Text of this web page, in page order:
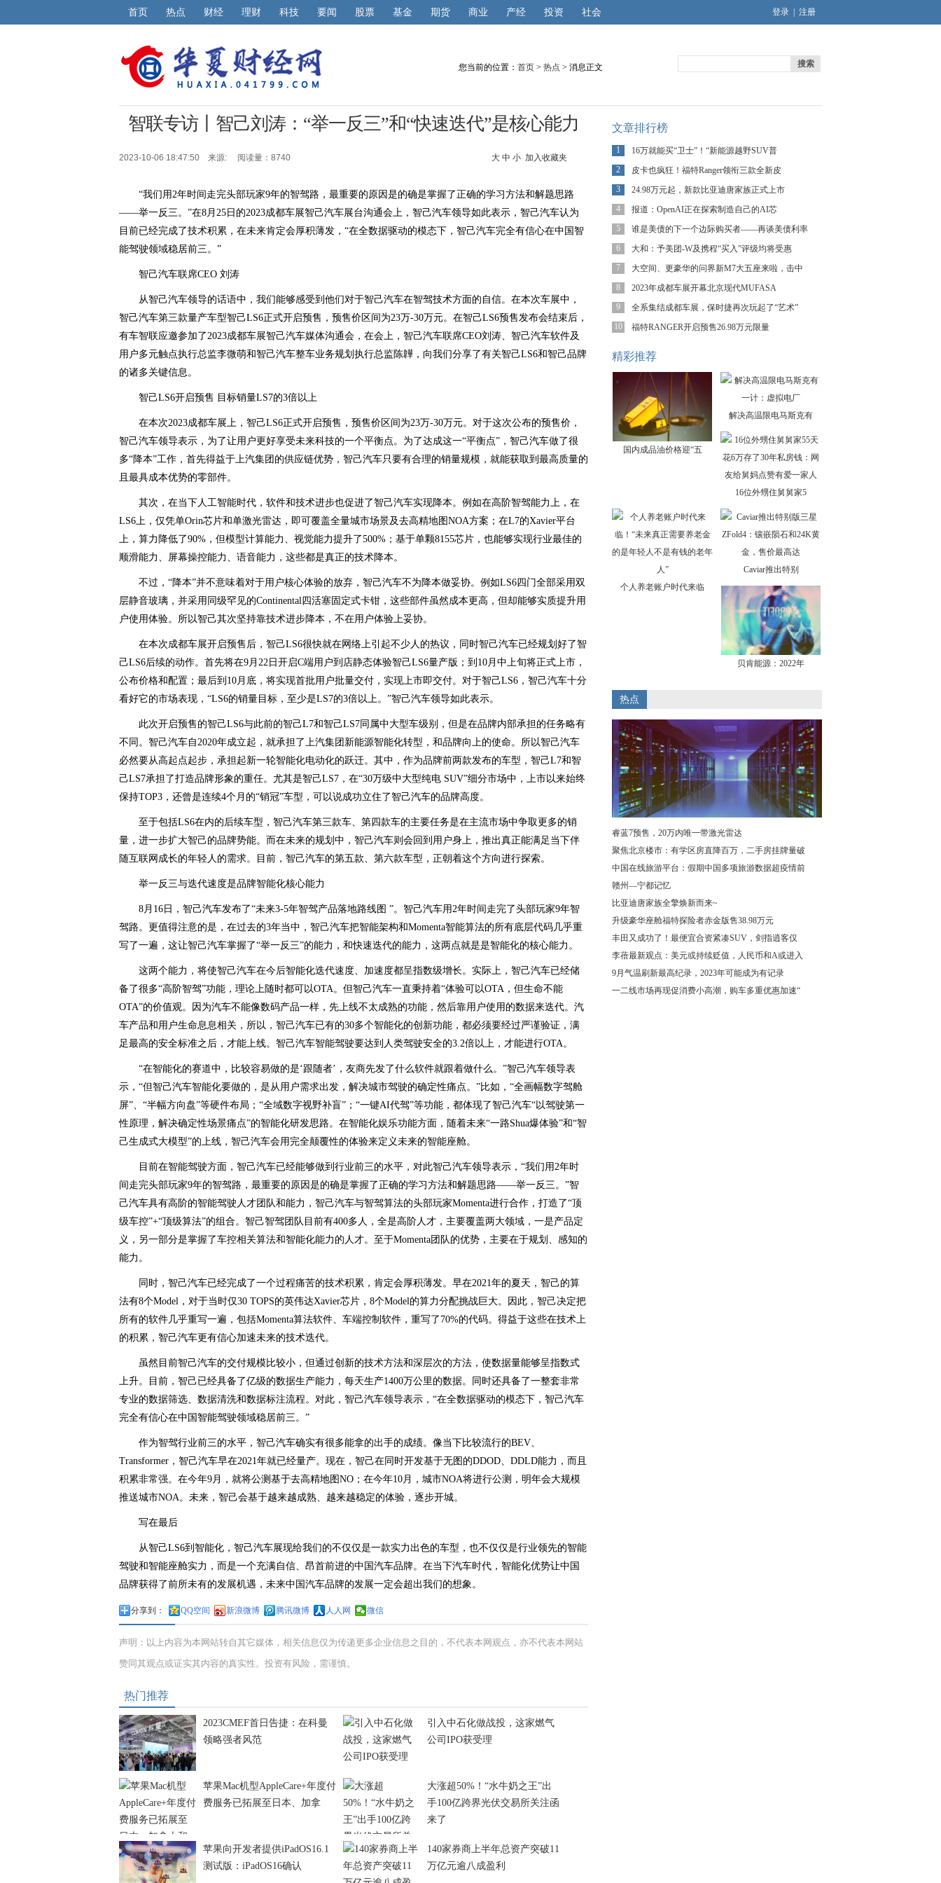
首页 热点 财经 理财 科技 要闻 股票 基金 期货 商业 产经 投资 社会 登录 注册
您当前的位置： 首页 > 热点 > 消息正文 搜索
智联专访丨智己刘涛：“举一反三”和“快速迭代”是核心能力
2023-10-06 18:47:50 来源:阅读量：8740 大 中 小 加入收藏夹
“我们用2年时间走完头部玩家9年的智驾路，最重要的原因是的确是掌握了正确的学习方法和解题思路
——举一反三。”在8月25日的2023成都车展智己汽车展台沟通会上，智己汽车领导如此表示，智己汽车认为
目前已经完成了技术积累，在未来肯定会厚积薄发，“在全数据驱动的模态下，智己汽车完全有信心在中国智
能驾驶领域稳居前三。”
智己汽车联席CEO 刘涛
从智己汽车领导的话语中，我们能够感受到他们对于智己汽车在智驾技术方面的自信。在本次车展中，
智己汽车第三款量产车型智己LS6正式开启预售，预售价区间为23万-30万元。在智己LS6预售发布会结束后，
有车智联应邀参加了2023成都车展智己汽车媒体沟通会，在会上，智己汽车联席CEO刘涛、智己汽车软件及
用户多元触点执行总监李微萌和智己汽车整车业务规划执行总监陈韡，向我们分享了有关智己LS6和智己品牌
的诸多关键信息。
智己LS6开启预售 目标销量LS7的3倍以上
在本次2023成都车展上，智己LS6正式开启预售，预售价区间为23万-30万元。对于这次公布的预售价，
智己汽车领导表示，为了让用户更好享受未来科技的一个平衡点。为了达成这一“平衡点”，智己汽车做了很
多“降本”工作，首先得益于上汽集团的供应链优势，智己汽车只要有合理的销量规模，就能获取到最高质量的
且最具成本优势的零部件。
其次，在当下人工智能时代，软件和技术进步也促进了智己汽车实现降本。例如在高阶智驾能力上，在
LS6上，仅凭单Orin芯片和单激光雷达，即可覆盖全量城市场景及去高精地图NOA方案；在L7的Xavier平台
上，算力降低了90%，但模型计算能力、视觉能力提升了500%；基于单颗8155芯片，也能够实现行业最佳的
顺滑能力、屏幕操控能力、语音能力，这些都是真正的技术降本。
不过，“降本”并不意味着对于用户核心体验的放弃，智己汽车不为降本做妥协。例如LS6四门全部采用双
层静音玻璃，并采用同级罕见的Continental四活塞固定式卡钳，这些部件虽然成本更高，但却能够实质提升用
户使用体验。所以智己其次坚持靠技术进步降本，不在用户体验上妥协。
在本次成都车展开启预售后，智己LS6很快就在网络上引起不少人的热议，同时智己汽车已经规划好了智
己LS6后续的动作。首先将在9月22日开启C端用户到店静态体验智己LS6量产版；到10月中上旬将正式上市，
公布价格和配置；最后到10月底，将实现首批用户批量交付，实现上市即交付。对于智己LS6，智己汽车十分
看好它的市场表现，“LS6的销量目标，至少是LS7的3倍以上。”智己汽车领导如此表示。
此次开启预售的智己LS6与此前的智己L7和智己LS7同属中大型车级别，但是在品牌内部承担的任务略有
不同。智己汽车自2020年成立起，就承担了上汽集团新能源智能化转型，和品牌向上的使命。所以智己汽车
必然要从高起点起步，承担起新一轮智能化电动化的跃迁。其中，作为品牌前两款发布的车型，智己L7和智
己LS7承担了打造品牌形象的重任。尤其是智己LS7，在“30万级中大型纯电 SUV”细分市场中，上市以来始终
保持TOP3，还曾是连续4个月的“销冠”车型，可以说成功立住了智己汽车的品牌高度。
至于包括LS6在内的后续车型，智己汽车第三款车、第四款车的主要任务是在主流市场中争取更多的销
量，进一步扩大智己的品牌势能。而在未来的规划中，智己汽车则会回到用户身上，推出真正能满足当下伴
随互联网成长的年轻人的需求。目前，智己汽车的第五款、第六款车型，正朝着这个方向进行探索。
举一反三与迭代速度是品牌智能化核心能力
8月16日，智己汽车发布了“未来3-5年智驾产品落地路线图 ”。智己汽车用2年时间走完了头部玩家9年智
驾路。更值得注意的是，在过去的3年当中，智己汽车把智能架构和Momenta智能算法的所有底层代码几乎重
写了一遍，这让智己汽车掌握了“举一反三”的能力，和快速迭代的能力，这两点就是是智能化的核心能力。
这两个能力，将使智己汽车在今后智能化迭代速度、加速度都呈指数级增长。实际上，智己汽车已经储
备了很多“高阶智驾”功能，理论上随时都可以OTA。但智己汽车一直秉持着“体验可以OTA，但生命不能
OTA”的价值观。因为汽车不能像数码产品一样，先上线不太成熟的功能，然后靠用户使用的数据来迭代。汽
车产品和用户生命息息相关，所以，智己汽车已有的30多个智能化的创新功能，都必须要经过严谨验证，满
足最高的安全标准之后，才能上线。智己汽车智能驾驶要达到人类驾驶安全的3.2倍以上，才能进行OTA。
“在智能化的赛道中，比较容易做的是‘跟随者’，友商先发了什么软件就跟着做什么。”智己汽车领导表
示，“但智己汽车智能化要做的，是从用户需求出发，解决城市驾驶的确定性痛点。”比如，“全画幅数字驾舱
屏”、“半幅方向盘”等硬件布局；“全域数字视野补盲”；“一键AI代驾”等功能，都体现了智己汽车“以驾驶第一
性原理，解决确定性场景痛点”的智能化研发思路。在智能化娱乐功能方面，随着未来“一路Shua爆体验”和“智
己生成式大模型”的上线，智己汽车会用完全颠覆性的体验来定义未来的智能座舱。
目前在智能驾驶方面，智己汽车已经能够做到行业前三的水平，对此智己汽车领导表示，“我们用2年时
间走完头部玩家9年的智驾路，最重要的原因是的确是掌握了正确的学习方法和解题思路——举一反三。”智
己汽车具有高阶的智能驾驶人才团队和能力，智己汽车与智驾算法的头部玩家Momenta进行合作，打造了“顶
级车控”+“顶级算法”的组合。智己智驾团队目前有400多人，全是高阶人才，主要覆盖两大领域，一是产品定
义，另一部分是掌握了车控相关算法和智能化能力的人才。至于Momenta团队的优势，主要在于规划、感知的
能力。
同时，智己汽车已经完成了一个过程痛苦的技术积累，肯定会厚积薄发。早在2021年的夏天，智己的算
法有8个Model，对于当时仅30 TOPS的英伟达Xavier芯片，8个Model的算力分配挑战巨大。因此，智己决定把
所有的软件几乎重写一遍，包括Momenta算法软件、车端控制软件，重写了70%的代码。得益于这些在技术上
的积累，智己汽车更有信心加速未来的技术迭代。
虽然目前智己汽车的交付规模比较小，但通过创新的技术方法和深层次的方法，使数据量能够呈指数式
上升。目前，智己已经具备了亿级的数据生产能力，每天生产1400万公里的数据。同时还具备了一整套非常
专业的数据筛选、数据清洗和数据标注流程。对此，智己汽车领导表示，“在全数据驱动的模态下，智己汽车
完全有信心在中国智能驾驶领域稳居前三。”
作为智驾行业前三的水平，智己汽车确实有很多能拿的出手的成绩。像当下比较流行的BEV、
Transformer，智己汽车早在2021年就已经量产。现在，智己在同时开发基于无图的DDOD、DDLD能力，而且
积累非常强。在今年9月，就将公测基于去高精地图NO；在今年10月，城市NOA将进行公测，明年会大规模
推送城市NOA。未来，智己会基于越来越成熟、越来越稳定的体验，逐步开城。
写在最后
从智己LS6到智能化，智己汽车展现给我们的不仅仅是一款实力出色的车型，也不仅仅是行业领先的智能
驾驶和智能座舱实力，而是一个充满自信、昂首前进的中国汽车品牌。在当下汽车时代，智能化优势让中国
品牌获得了前所未有的发展机遇，未来中国汽车品牌的发展一定会超出我们的想象。
分享到： QQ空间 新浪微博 腾讯微博 人人网 微信
声明：以上内容为本网站转自其它媒体，相关信息仅为传递更多企业信息之目的，不代表本网观点，亦不代表本网站
赞同其观点或证实其内容的真实性。投资有风险，需谨慎。
热门推荐
2023CMEF首日告捷：在科曼
领略强者风范
引入中石化做战投，这家燃气
公司IPO获受理
苹果Mac机型AppleCare+年度付
费服务已拓展至日本、加拿
大涨超50%！“水牛奶之王”出
手100亿跨界光伏交易所关注函
来了
苹果向开发者提供iPadOS16.1
测试版：iPadOS16确认
140家券商上半年总资产突破11
万亿元逾八成盈利
文章排行榜
1
16万就能买“卫士”！“新能源越野SUV普
2
皮卡也疯狂！福特Ranger领衔三款全新皮
3
24.98万元起，新款比亚迪唐家族正式上市
4
报道：OpenAI正在探索制造自己的AI芯
5
谁是美债的下一个边际购买者——再谈美债利率
6
大和：予美团-W及携程“买入”评级均将受惠
7
大空间、更豪华的问界新M7大五座来啦，击中
8
2023年成都车展开幕北京现代MUFASA
9
全系集结成都车展，保时捷再次玩起了“艺术”
10
福特RANGER开启预售26.98万元限量
精彩推荐
国内成品油价格迎“五
解决高温限电马斯克有
16位外甥住舅舅家5
个人养老账户时代来临
Caviar推出特别
贝肯能源：2022年
热点
睿蓝7预售，20万内唯一带激光雷达
聚焦北京楼市：有学区房直降百万，二手房挂牌量破
中国在线旅游平台：假期中国多项旅游数据超疫情前
赣州—宁都记忆
比亚迪唐家族全擎焕新而来~
升级豪华座舱福特探险者赤金版售38.98万元
丰田又成功了！最便宜合资紧凑SUV，剑指逍客仅
李蓓最新观点：美元或持续贬值，人民币和A或进入
9月气温刷新最高纪录，2023年可能成为有记录
一二线市场再现促消费小高潮，购车多重优惠加速“